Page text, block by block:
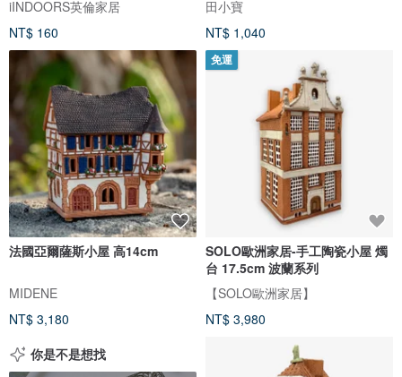
iINDOORS英倫家居
NT$ 160
田小寶
NT$ 1,040
法國亞爾薩斯小屋 高14cm
MIDENE
NT$ 3,180
免運
SOLO歐洲家居-手工陶瓷小屋 燭
台 17.5cm 波蘭系列
【SOLO歐洲家居】
NT$ 3,980
你是不是想找